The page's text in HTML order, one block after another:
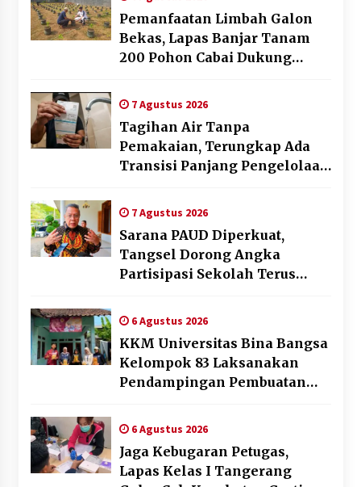
Pemanfaatan Limbah Galon
Bekas, Lapas Banjar Tanam
200 Pohon Cabai Dukung
7 Agustus 2026
Tagihan Air Tanpa
Pemakaian, Terungkap Ada
Transisi Panjang Pengelolaan
Transparan
7 Agustus 2026
Sarana PAUD Diperkuat,
Tangsel Dorong Angka
Partisipasi Sekolah Terus
6 Agustus 2026
KKM Universitas Bina Bangsa
Kelompok 83 Laksanakan
Pendampingan Pembuatan
Memperkuat Pemasaran
UMKM di Desa Cempaka
6 Agustus 2026
Jaga Kebugaran Petugas,
Lapas Kelas I Tangerang